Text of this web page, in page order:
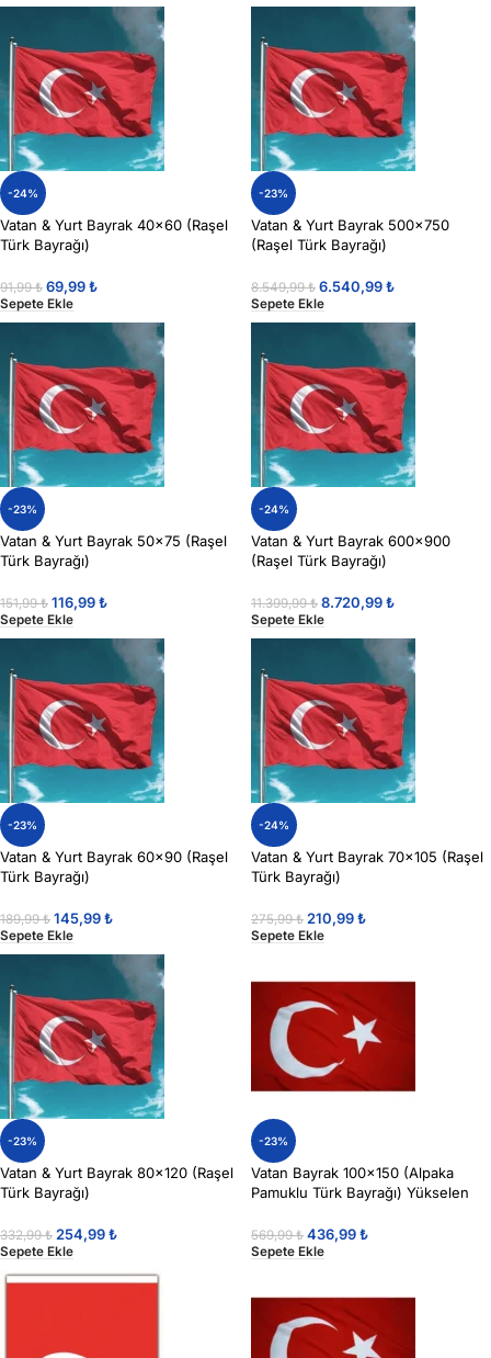
-24%
Vatan & Yurt Bayrak 40×60 (Raşel
Türk Bayrağı)
91,99₺ 69,99₺
Sepete Ekle
-23%
Vatan & Yurt Bayrak 500×750
(Raşel Türk Bayrağı)
8.549,99₺ 6.540,99₺
Sepete Ekle
-23%
Vatan & Yurt Bayrak 50×75 (Raşel
Türk Bayrağı)
151,99₺ 116,99₺
Sepete Ekle
-24%
Vatan & Yurt Bayrak 600×900
(Raşel Türk Bayrağı)
11.399,99₺ 8.720,99₺
Sepete Ekle
-23%
Vatan & Yurt Bayrak 60×90 (Raşel
Türk Bayrağı)
189,99₺ 145,99₺
Sepete Ekle
-24%
Vatan & Yurt Bayrak 70×105 (Raşel
Türk Bayrağı)
275,99₺ 210,99₺
Sepete Ekle
-23%
Vatan & Yurt Bayrak 80×120 (Raşel
Türk Bayrağı)
332,99₺ 254,99₺
Sepete Ekle
-23%
Vatan Bayrak 100×150 (Alpaka
Pamuklu Türk Bayrağı) Yükselen
569,99₺ 436,99₺
Sepete Ekle